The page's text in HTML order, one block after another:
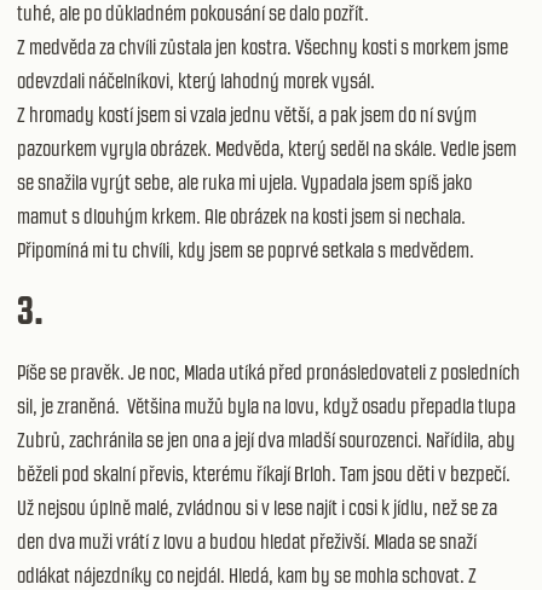
tuhé, ale po důkladném pokousání se dalo pozřít.
Z medvěda za chvíli zůstala jen kostra. Všechny kosti s morkem jsme
odevzdali náčelníkovi, který lahodný morek vysál.
Z hromady kostí jsem si vzala jednu větší, a pak jsem do ní svým
pazourkem vyryla obrázek. Medvěda, který seděl na skále. Vedle jsem
se snažila vyrýt sebe, ale ruka mi ujela. Vypadala jsem spíš jako
mamut s dlouhým krkem. Ale obrázek na kosti jsem si nechala.
Připomíná mi tu chvíli, kdy jsem se poprvé setkala s medvědem.
3.
Píše se pravěk. Je noc, Mlada utíká před pronásledovateli z posledních
sil, je zraněná. Většina mužů byla na lovu, když osadu přepadla tlupa
Zubrů, zachránila se jen ona a její dva mladší sourozenci. Nařídila, aby
běželi pod skalní převis, kterému říkají Brloh. Tam jsou děti v bezpečí.
Už nejsou úplně malé, zvládnou si v lese najít i cosi k jídlu, než se za
den dva muži vrátí z lovu a budou hledat přeživší. Mlada se snaží
odlákat nájezdníky co nejdál. Hledá, kam by se mohla schovat. Z